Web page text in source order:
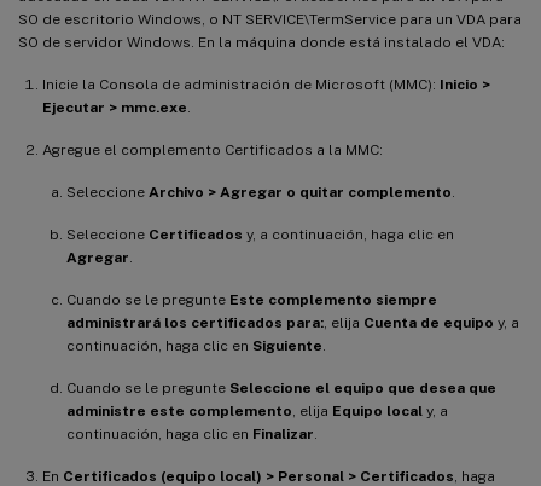
SO de escritorio Windows, o NT SERVICE\TermService para un VDA para
SO de servidor Windows. En la máquina donde está instalado el VDA:
Inicie la Consola de administración de Microsoft (MMC): Inicio >
Ejecutar > mmc.exe
Agregue el complemento Certificados a la MMC:
Seleccione Archivo > Agregar o quitar complemento
Seleccione Certificados y, a continuación, haga clic en
Agregar
Cuando se le pregunte Este complemento siempre
administrará los certificados para: , elija Cuenta de equipo y, a
continuación, haga clic en Siguiente
Cuando se le pregunte Seleccione el equipo que desea que
administre este complemento , elija Equipo local y, a
continuación, haga clic en Finalizar
En Certificados (equipo local) > Personal > Certificados , haga